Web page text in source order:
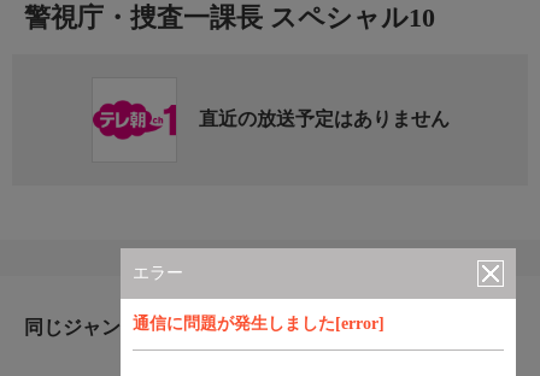
エラー
通信に問題が発生しました[error]
警視庁・捜査一課長 スペシャル10
直近の放送予定はありません
同じジャンルのおすすめ番組